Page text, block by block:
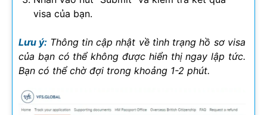
visa của bạn.
Lưu ý: Thông tin cập nhật về tình trạng hồ sơ visa
của bạn có thể không được hiển thị ngay lập tức.
Bạn có thể chờ đợi trong khoảng 1-2 phút.